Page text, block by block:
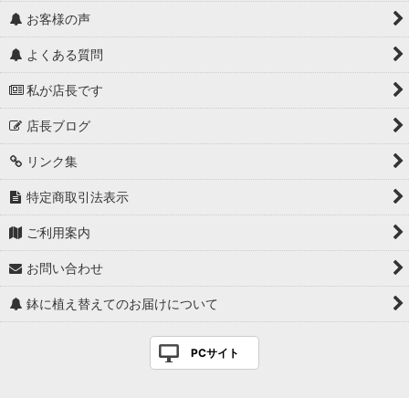
お客様の声
よくある質問
私が店長です
店長ブログ
リンク集
特定商取引法表示
ご利用案内
お問い合わせ
鉢に植え替えてのお届けについて
PCサイト